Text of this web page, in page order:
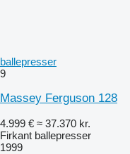
ballepresser
9
Massey Ferguson 128
4.999 € ≈ 37.370 kr.
Firkant ballepresser
1999